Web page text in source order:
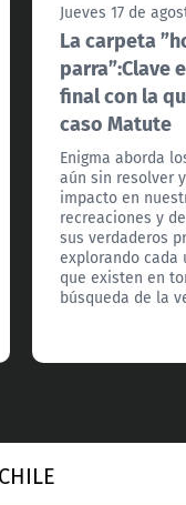
Jueves 17 de
La carpeta
parra”:Clave
final con la
caso Matute
Enigma aborda
aún sin resolver
impacto en
recreaciones y
sus verdaderos
explorando cada
que existen en
búsqueda de la